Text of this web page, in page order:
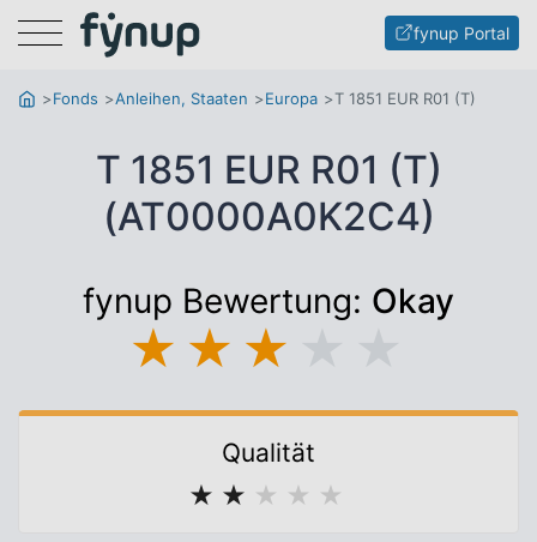
Menu fynup Portal
Fonds Anleihen, Staaten Europa T 1851 EUR R01 (T)
T 1851 EUR R01 (T)
(AT0000A0K2C4)
fynup Bewertung: Okay
★ ★ ★
Qualität
★ ★ ★ ★ ★